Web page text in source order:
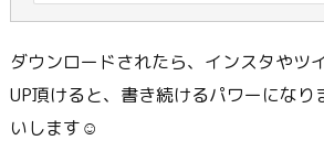
ダウンロードされたら、インスタやツ
UP頂けると、書き続けるパワーになり
いします☺